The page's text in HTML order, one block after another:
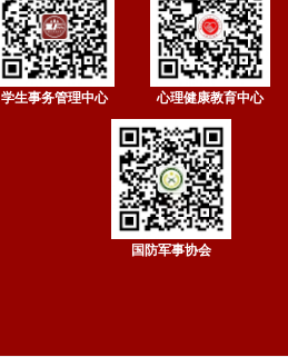
学生事务管理中心 心理健康教育中心
国防军事协会